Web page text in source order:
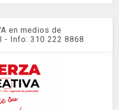
en medios de
- Info: 310 222 8868